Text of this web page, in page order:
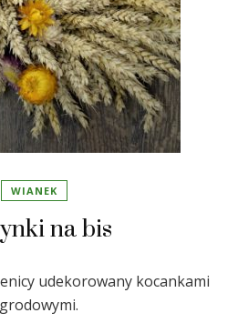
WIANEK
na bis
udekorowany kocankami